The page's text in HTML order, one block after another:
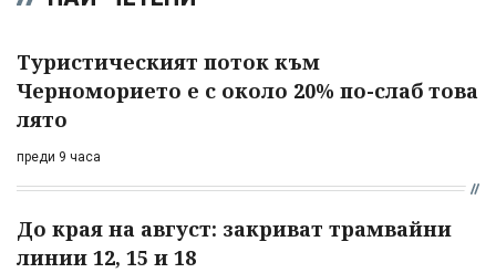
Туристическият поток към
Черноморието е с около 20% по-слаб това
лято
преди 9 часа
До края на август: закриват трамвайни
линии 12, 15 и 18